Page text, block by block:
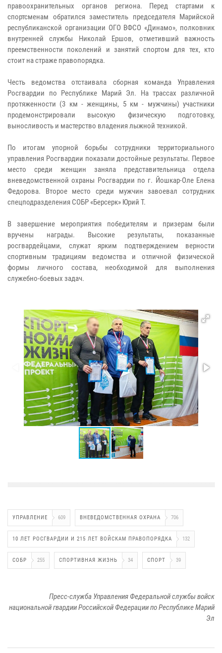
правоохранительных органов региона. Перед стартами к
спортсменам обратился заместитель председателя Марийской
республиканской организации ОГО ВФСО «Динамо», полковник
внутренней службы Николай Ершов, отметивший важность
преемственности поколений и занятий спортом для тех, кто
стоит на страже правопорядка.
Честь ведомства отстаивала сборная команда Управления
Росгвардии по Республике Марий Эл. На трассах различной
протяженности (3 км - женщины, 5 км - мужчины) участники
продемонстрировали высокую физическую подготовку,
выносливость и мастерство владения лыжной техникой.
По итогам упорной борьбы сотрудники территориального
управления Росгвардии показали достойные результаты. Первое
место среди женщин заняла представительница отдела
вневедомственной охраны Росгвардии по г. Йошкар-Оле Елена
Федорова. Второе место среди мужчин завоевал сотрудник
спецподразделения СОБР «Берсерк» Юрий Т.
В завершение мероприятия победителям и призерам были
вручены награды. Высокие результаты, показанные
росгвардейцами, служат ярким подтверждением верности
спортивным традициям ведомства и отличной физической
формы личного состава, необходимой для выполнения
служебно-боевых задач.
УПРАВЛЕНИЕ 609 ВНЕВЕДОМСТВЕННАЯ ОХРАНА 706
10 ЛЕТ РОСГВАРДИИ И 215 ЛЕТ ВОЙСКАМ ПРАВОПОРЯДКА 132
СОБР 255 СПОРТИВНАЯ ЖИЗНЬ 34 СПОРТ 39
Пресс-служба Управления Федеральной службы войск
национальной гвардии Российской Федерации по Республике Марий
Эл